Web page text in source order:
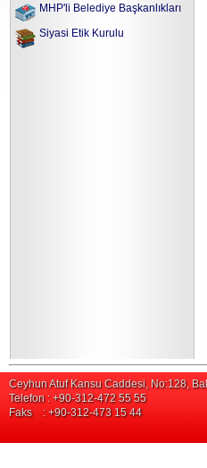
MHP'li Belediye Başkanlıkları
Siyasi Etik Kurulu
Ceyhun Atuf Kansu Caddesi, No:128,
Telefon : +90-312-472 55 55
Faks : +90-312-473 15 44